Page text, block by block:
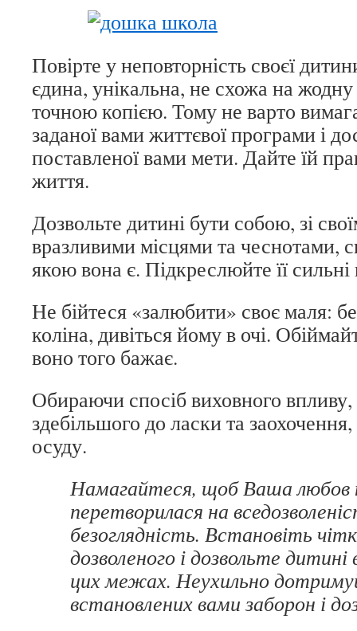
Повірте у неповторність своєї
єдина, унікальна, не схожа на
точною копією. Тому не варто
заданої вами життєвої програми і
поставленої вами мети. Дайте їй
життя.
Дозвольте дитині бути собою, зі
вразливими місцями та чеснотами,
якою вона є. Підкреслюйте її сильні
Не бійтеся «залюбити» своє маля:
коліна, дивіться йому в очі.
воно того бажає.
Обираючи спосіб виховного впливу,
здебільшого до ласки та
осуду.
Намагайтеся, щоб Ваша любов
перетворилася на
безоглядність. Встановіть
дозволеного і дозвольте дитині
цих межах. Неухильно
встановлених вами заборон і